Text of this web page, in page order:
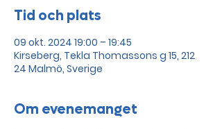
Tid och plats
09 okt. 2024 19:00 – 19:45
Kirseberg, Tekla Thomassons g 15, 212
24 Malmö, Sverige
Om evenemanget